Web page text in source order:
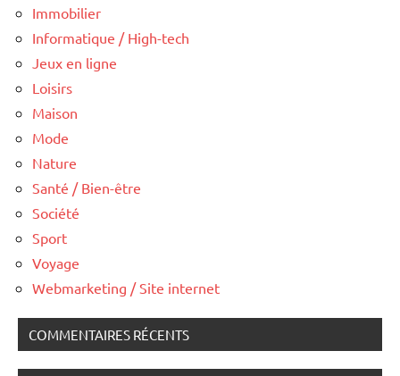
Immobilier
Informatique / High-tech
Jeux en ligne
Loisirs
Maison
Mode
Nature
Santé / Bien-être
Société
Sport
Voyage
Webmarketing / Site internet
COMMENTAIRES RÉCENTS